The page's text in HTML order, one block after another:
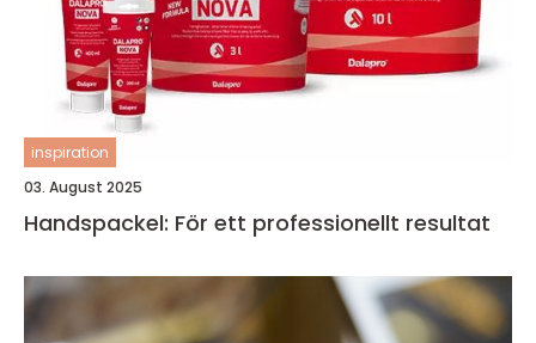
inspiration
03. August 2025
Handspackel: För ett professionellt resultat